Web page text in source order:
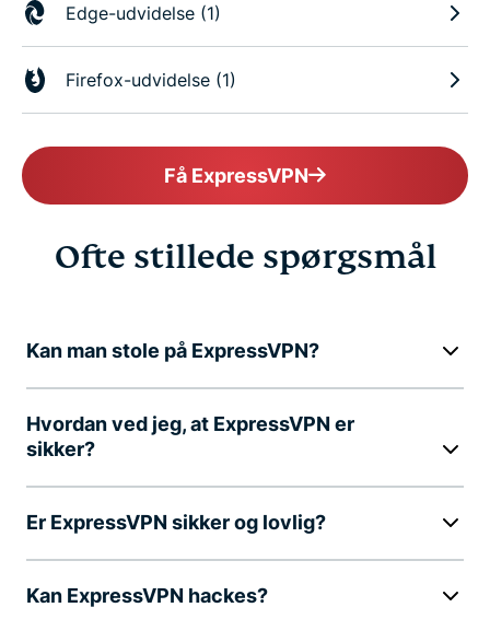
Edge-udvidelse (1)
Firefox-udvidelse (1)
Få ExpressVPN
Ofte stillede spørgsmål
Kan man stole på ExpressVPN?
Hvordan ved jeg, at ExpressVPN er
sikker?
Er ExpressVPN sikker og lovlig?
Kan ExpressVPN hackes?